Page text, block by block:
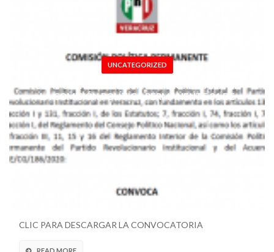
UNCATEGORIZED
CONVOCATORIA SESIÓN EXTRAORDINARIA DE
LA COMISIÓN POLÍTICA PERMANENTE 31 DE
JULIO 2022
CLIC PARA DESCARGAR LA CONVOCATORIA
READ MORE